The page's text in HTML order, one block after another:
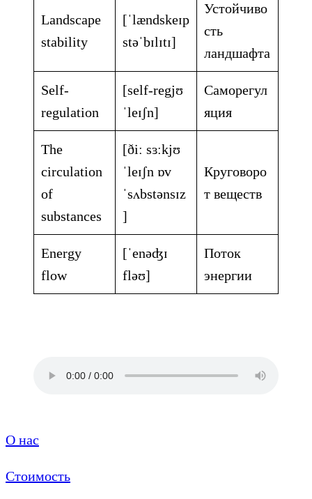
Landscape
stability
[ˈlændskeɪp
stəˈbɪlɪtɪ]
Устойчиво
сть
ландшафта
Self-
regulation
[self-regjʊ
ˈleɪʃn]
Саморегул
яция
The
circulation
of
substances
[ðiː sɜːkjʊ
ˈleɪʃn ɒv
ˈsʌbstənsɪz
]
Круговоро
т веществ
Energy
flow
[ˈenəʤɪ
fləʊ]
Поток
энергии
О нас
Стоимость